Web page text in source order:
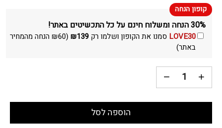
30% הנחה ומשלוח חינם על כל התכשיטים באתר!
LOVE30 סמנו את הקופון ושלמו רק ₪139
(
₪60
הנחה מהמחיר
באתר)
הוספה לסל